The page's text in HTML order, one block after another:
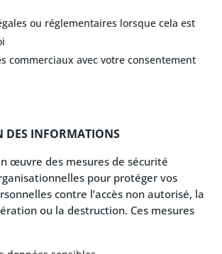
ou réglementaires lorsque cela est
commerciaux avec votre consentement
DES INFORMATIONS
œuvre des mesures de sécurité
pour protéger vos
contre l’accès non autorisé, la
ou la destruction. Ces mesures